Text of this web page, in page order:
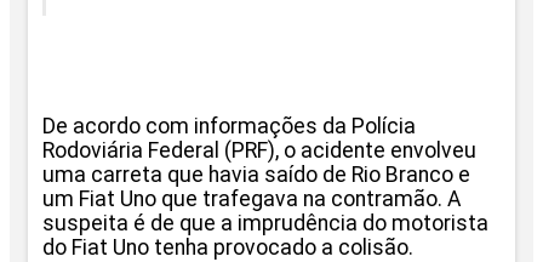
De acordo com informações da Polícia
Rodoviária Federal (PRF), o acidente envolveu
uma carreta que havia saído de Rio Branco e
um Fiat Uno que trafegava na contramão. A
suspeita é de que a imprudência do motorista
do Fiat Uno tenha provocado a colisão.